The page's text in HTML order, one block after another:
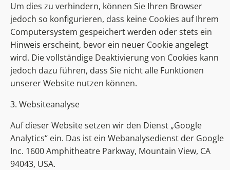
Um dies zu verhindern, können Sie Ihren Browser
jedoch so konfigurieren, dass keine Cookies auf Ihrem
Computersystem gespeichert werden oder stets ein
Hinweis erscheint, bevor ein neuer Cookie angelegt
wird. Die vollständige Deaktivierung von Cookies kann
jedoch dazu führen, dass Sie nicht alle Funktionen
unserer Website nutzen können.
3. Websiteanalyse
Auf dieser Website setzen wir den Dienst „Google
Analytics“ ein. Das ist ein Webanalysedienst der Google
Inc. 1600 Amphitheatre Parkway, Mountain View, CA
94043, USA.